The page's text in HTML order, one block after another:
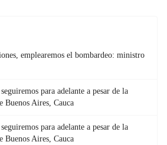
emplearemos el bombardeo: ministro
para adelante a pesar de la
Buenos Aires, Cauca
para adelante a pesar de la
Buenos Aires, Cauca